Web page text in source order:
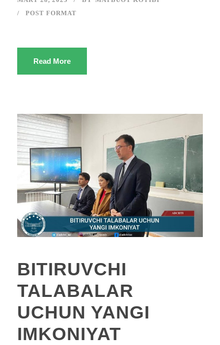
POST FORMAT
Read More
BITIRUVCHI
TALABALAR
UCHUN YANGI
IMKONIYAT